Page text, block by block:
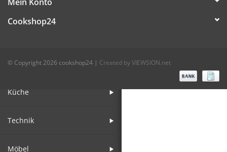
Tafeln
Berufsbekleidung
Küche
Technik
Möbel
Cookshop24
© Copyright 2026 cookshop24 | Created by VIEWSION.net